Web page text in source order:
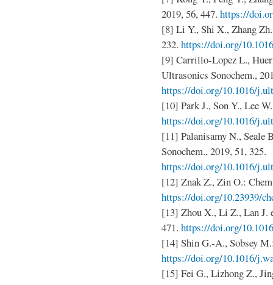
2019, 56, 447. https://
[8] Li Y., Shi X., Zhang
232. https://doi.org/
[9] Carrillo-Lopez L.,
Ultrasonics Sonochem.,
https://doi.org/10.1016/
[10] Park J., Son Y., Lee
https://doi.org/10.1016/
[11] Palanisamy N., Seale
Sonochem., 2019, 51, 325.
https://doi.org/10.1016/
[12] Znak Z., Zin O.:
https://doi.org/10.23939/
[13] Zhou X., Li Z., Lan J.
471. https://doi.org/
[14] Shin G.-A., Sobsey
https://doi.org/10.1016/
[15] Fei G., Lizhong Z.,